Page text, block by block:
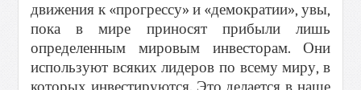
движения к «прогрессу» и «демократии», увы,
пока в мире приносят прибыли лишь
определенным мировым инвесторам. Они
используют всяких лидеров по всему миру, в